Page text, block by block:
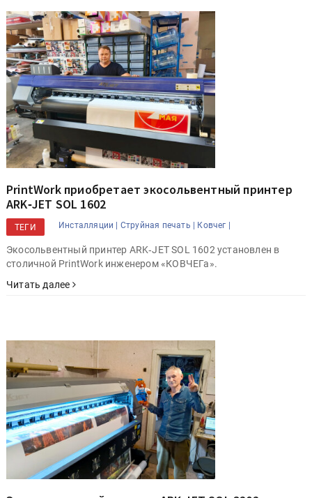
PrintWork приобретает экосольвентный принтер
ARK‑JET SOL 1602
ТЕГИ Инсталляции | Струйная печать | Ковчег |
Экосольвентный принтер ARK‑JET SOL 1602 установлен в
столичной PrintWork инженером «КОВЧЕГа».
Читать далее